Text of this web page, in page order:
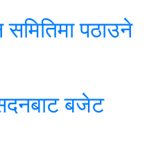
पठाउने
बजेट